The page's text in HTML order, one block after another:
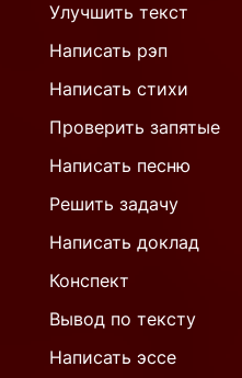
Улучшить текст
Написать рэп
Написать стихи
Проверить запятые
Написать песню
Решить задачу
Написать доклад
Конспект
Вывод по тексту
Написать эссе